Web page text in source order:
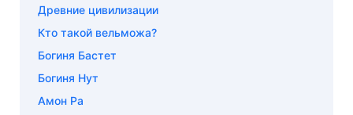
Древние цивилизации
Кто такой вельможа?
Богиня Бастет
Богиня Нут
Амон Ра